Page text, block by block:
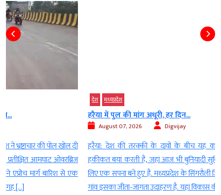
हरैया में पुल की मांग अधूरी, हर दिन...
Digvijay
हरैया: देश की तरक्की के दावों के बीच यह कहानी उस ग्रामीण भारत की
हकीकत बयां करती है, जहां आज भी बुनियादी सुविधाएं और अधिकार लोगों के
लिए एक सपना बने हुए हैं. मध्यप्रदेश के सिंगरौली जिले के बैढ़न ब्लॉक का हरैया
गांव इसका जीता-जागता उदाहरण है. यहां विकास की राह में एक नदी ऐसी […]